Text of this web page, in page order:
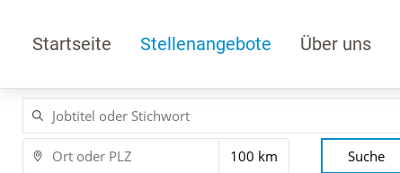
Startseite Stellenangebote Über uns
Suche